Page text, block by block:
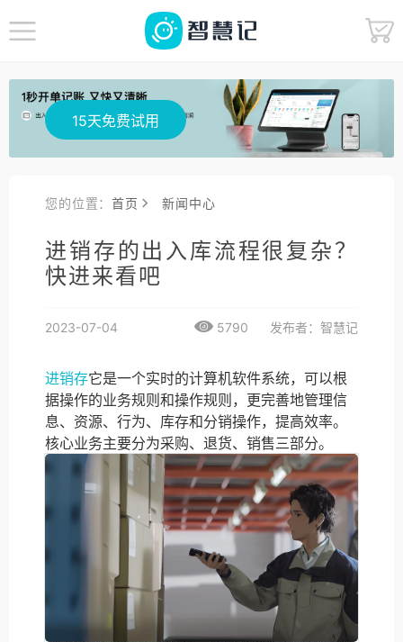
15天免费试用
您的位置：首页 新闻中心
进销存的出入库流程很复杂？
快进来看吧
2023-07-04 5790 发布者：智慧记
进销存它是一个实时的计算机软件系统，可以根
据操作的业务规则和操作规则，更完善地管理信
息、资源、行为、库存和分销操作，提高效率。
核心业务主要分为采购、退货、销售三部分。